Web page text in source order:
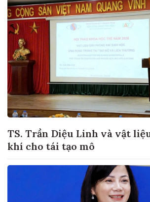
TS. Trần Diệu Linh và vật
khí cho tái tạo mô